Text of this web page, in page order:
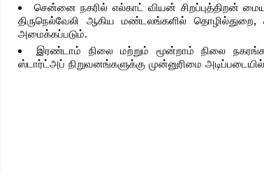
சென்னை நகரில் எல்காட் வியன் சிறப்புத்திறன்
திருநெல்வேலி ஆகிய மண்டலங்களில்
அமைக்கப்படும்.
இரண்டாம் நிலை மற்றும் மூன்றாம் நிலை
ஸ்டார்ட்அப் நிறுவனங்களுக்கு முன்னுரிமை